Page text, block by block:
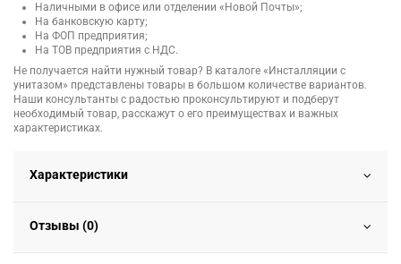
Наличными в офисе или отделении «Новой Почты»;
На банковскую карту;
На ФОП предприятия;
На ТОВ предприятия с НДС.
Не получается найти нужный товар? В каталоге «Инсталляции с
унитазом» представлены товары в большом количестве вариантов.
Наши консультанты с радостью проконсультируют и подберут
необходимый товар, расскажут о его преимуществах и важных
характеристиках.
Характеристики
Отзывы (0)